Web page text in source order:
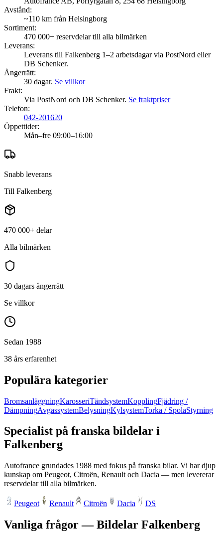
Avstånd:
~110 km från Helsingborg
Sortiment:
470 000+ reservdelar till alla bilmärken
Leverans:
Leverans till Falkenberg 1–2 arbetsdagar via PostNord eller
DB Schenker.
Ångerrätt:
30 dagar. Se villkor
Frakt:
Via PostNord och DB Schenker. Se fraktpriser
Telefon:
042-201620
Öppettider:
Mån–fre 09:00–16:00
Snabb leverans
Till Falkenberg
470 000+ delar
Alla bilmärken
30 dagars ångerrätt
Se villkor
Sedan 1988
38 års erfarenhet
Populära kategorier
BromsanläggningKarosseriTändsystemKopplingFjädring /
DämpningAvgassystemBelysningKylsystemTorka / SpolaStyrning
Specialist på franska bildelar i
Falkenberg
Autofrance grundades 1988 med fokus på franska bilar. Vi har djup
kunskap om Peugeot, Citroën, Renault och Dacia — men levererar
reservdelar till alla bilmärken.
Peugeot Renault Citroën Dacia DS
Vanliga frågor — Bildelar Falkenberg